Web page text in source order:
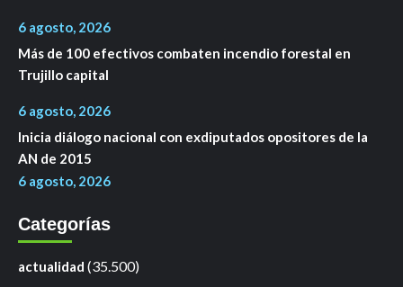
6 agosto, 2026
Más de 100 efectivos combaten incendio forestal en
Trujillo capital
6 agosto, 2026
Inicia diálogo nacional con exdiputados opositores de la
AN de 2015
6 agosto, 2026
Categorías
actualidad (35.500)